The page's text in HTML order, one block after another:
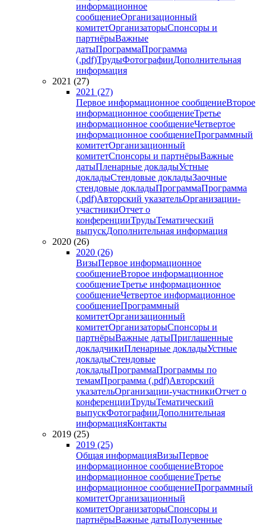
информационное
сообщениеОрганизационный
комитетОрганизаторыСпонсоры и
партнёрыВажные
датыПрограммаПрограмма
(.pdf)ТрудыФотографииДополнительная
информация
2021 (27)
2021 (27)
Первое информационное сообщениеВторое
информационное сообщениеТретье
информационное сообщениеЧетвертое
информационное сообщениеПрограммный
комитетОрганизационный
комитетСпонсоры и партнёрыВажные
датыПленарные докладыУстные
докладыСтендовые докладыЗаочные
стендовые докладыПрограммаПрограмма
(.pdf)Авторский указательОрганизации-
участникиОтчет о
конференцииТрудыТематический
выпускДополнительная информация
2020 (26)
2020 (26)
ВизыПервое информационное
сообщениеВторое информационное
сообщениеТретье информационное
сообщениеЧетвертое информационное
сообщениеПрограммный
комитетОрганизационный
комитетОрганизаторыСпонсоры и
партнёрыВажные датыПриглашенные
докладчикиПленарные докладыУстные
докладыСтендовые
докладыПрограммаПрограммы по
темамПрограмма (.pdf)Авторский
указательОрганизации-участникиОтчет о
конференцииТрудыТематический
выпускФотографииДополнительная
информацияКонтакты
2019 (25)
2019 (25)
Общая информацияВизыПервое
информационное сообщениеВторое
информационное сообщениеТретье
информационное сообщениеПрограммный
комитетОрганизационный
комитетОрганизаторыСпонсоры и
партнёрыВажные датыПолученные